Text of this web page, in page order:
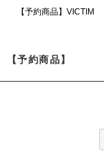
【予約商品】VICTIM
【予約商品】